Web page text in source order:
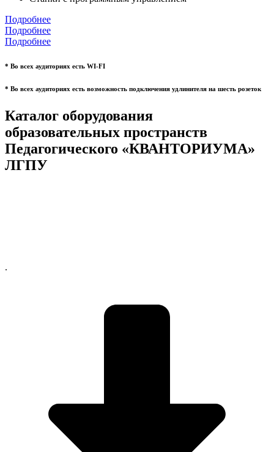
Подробнее
Подробнее
Подробнее
* Во всех аудиториях есть WI-FI
* Во всех аудиториях есть возможность подключения удлинителя на шесть розеток
Каталог оборудования
образовательных пространств
Педагогического «КВАНТОРИУМА»
ЛГПУ
.